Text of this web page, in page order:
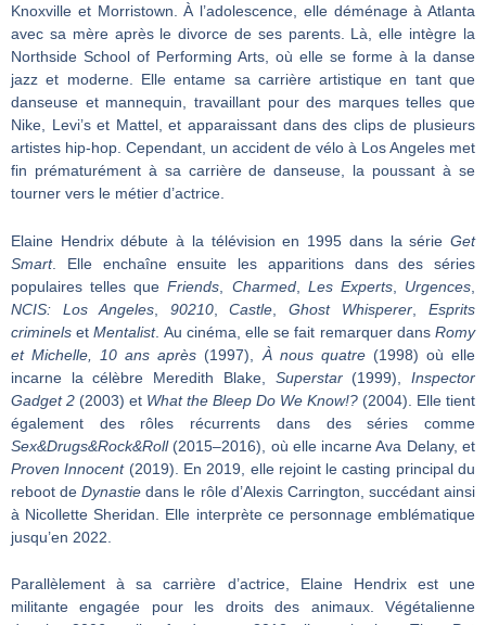
Knoxville et Morristown. À l’adolescence, elle déménage à Atlanta
avec sa mère après le divorce de ses parents. Là, elle intègre la
Northside School of Performing Arts, où elle se forme à la danse
jazz et moderne. Elle entame sa carrière artistique en tant que
danseuse et mannequin, travaillant pour des marques telles que
Nike, Levi’s et Mattel, et apparaissant dans des clips de plusieurs
artistes hip-hop. Cependant, un accident de vélo à Los Angeles met
fin prématurément à sa carrière de danseuse, la poussant à se
tourner vers le métier d’actrice.
Elaine Hendrix débute à la télévision en 1995 dans la série Get
Smart. Elle enchaîne ensuite les apparitions dans des séries
populaires telles queFriends Charmed, Les Experts, Urgences
NCIS: Los Angeles, 90210,Castle ,Ghost Whisperer ,Esprits
criminels etMentalist. Au cinéma, elle se fait remarquer dansRomy
et Michelle, 10 ans après (1997), À nous quatre(1998) où elle
incarne la célèbre Meredith Blake, Superstar(1999),Inspector
Gadget 2 (2003) et What the Bleep Do We Know!? (2004). Elle tient
également des rôles récurrents dans des séries comme
Sex&Drugs&Rock&Roll(2015–2016), où elle incarne Ava Delany, et
Proven Innocent(2019). En 2019, elle rejoint le casting principal du
reboot deDynastie dans le rôle d’Alexis Carrington, succédant ainsi
à Nicollette Sheridan. Elle interprète ce personnage emblématique
jusqu’en 2022.
Parallèlement à sa carrière d’actrice, Elaine Hendrix est une
militante engagée pour les droits des animaux. Végétalienne